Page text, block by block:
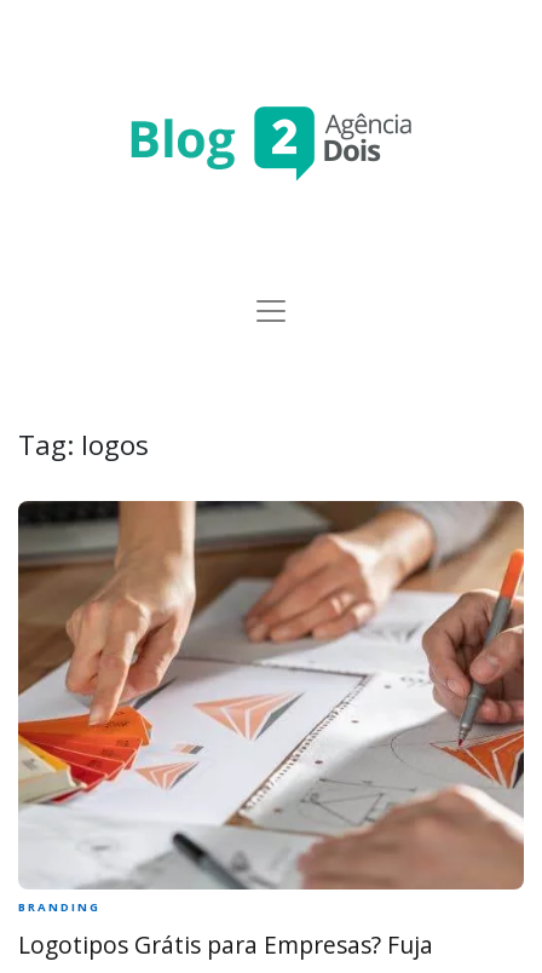
Tag: logos
BRANDING
Logotipos Grátis para Empresas? Fuja